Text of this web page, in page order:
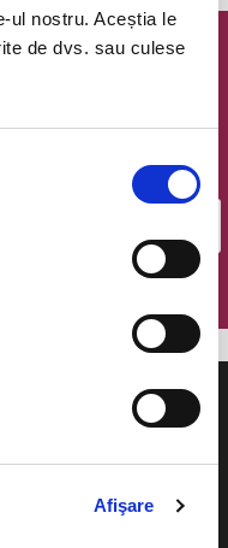
ul nostru. Aceștia le
de dvs. sau culese
Afişare
cu cele mai noi